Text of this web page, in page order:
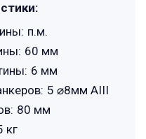
п.м.
60 мм
6 мм
5 ⌀8мм АIII
80 мм
кг